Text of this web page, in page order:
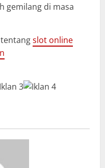
gemilang di masa
slot online